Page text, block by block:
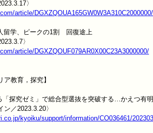
article/DGXZQOUA165GW0W3A310C2000000/
留学、ピークの1割　回復途上
article/DGXZQOUF079AR0X00C23A3000000/
ア教育，探究】
探究ゼミ」で総合型選抜を突破する…かえつ有
kyoiku/support/information/CO036461/